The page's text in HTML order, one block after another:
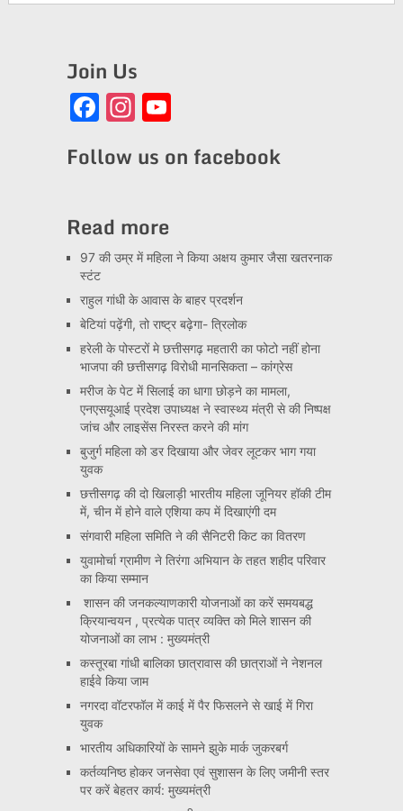
Join Us
Facebook
Instagram
YouTube
Follow us on facebook
Read more
97 की उम्र में महिला ने किया अक्षय कुमार जैसा खतरनाक
स्टंट
राहुल गांधी के आवास के बाहर प्रदर्शन
बेटियां पढ़ेंगी, तो राष्ट्र बढ़ेगा- त्रिलोक
हरेली के पोस्टरों मे छत्तीसगढ़ महतारी का फोटो नहीं होना
भाजपा की छत्तीसगढ़ विरोधी मानसिकता – कांग्रेस
मरीज के पेट में सिलाई का धागा छोड़ने का मामला,
एनएसयूआई प्रदेश उपाध्यक्ष ने स्वास्थ्य मंत्री से की निष्पक्ष
जांच और लाइसेंस निरस्त करने की मांग
बुजुर्ग महिला को डर दिखाया और जेवर लूटकर भाग गया
युवक
छत्तीसगढ़ की दो खिलाड़ी भारतीय महिला जूनियर हॉकी टीम
में, चीन में होने वाले एशिया कप में दिखाएंगी दम
संगवारी महिला समिति ने की सैनिटरी किट का वितरण
युवामोर्चा ग्रामीण ने तिरंगा अभियान के तहत शहीद परिवार
का किया सम्मान
शासन की जनकल्याणकारी योजनाओं का करें समयबद्ध
क्रियान्वयन , प्रत्येक पात्र व्यक्ति को मिले शासन की
योजनाओं का लाभ : मुख्यमंत्री
कस्तूरबा गांधी बालिका छात्रावास की छात्राओं ने नेशनल
हाईवे किया जाम
नगरदा वॉटरफॉल में काई में पैर फिसलने से खाई में गिरा
युवक
भारतीय अधिकारियों के सामने झुके मार्क जुकरबर्ग
कर्तव्यनिष्ठ होकर जनसेवा एवं सुशासन के लिए जमीनी स्तर
पर करें बेहतर कार्य: मुख्यमंत्री